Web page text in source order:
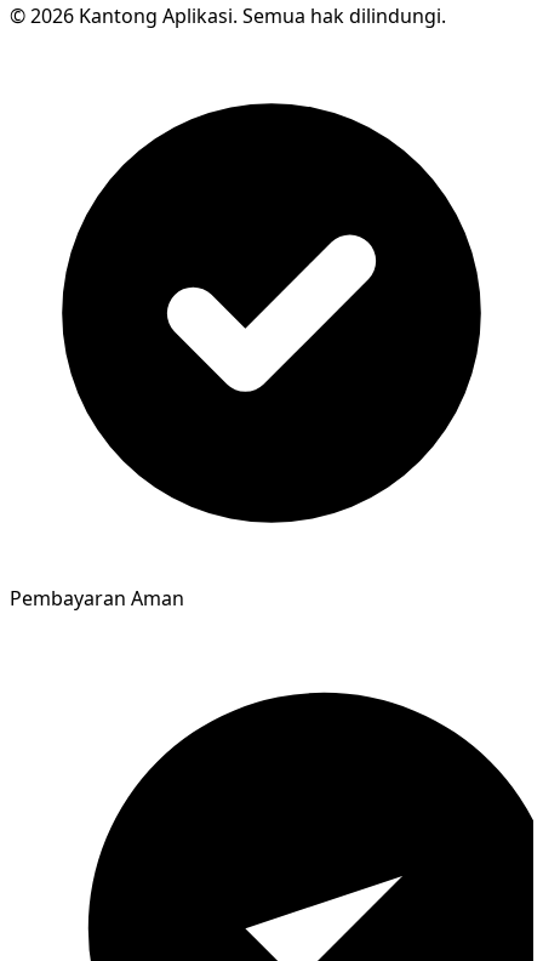
© 2026 Kantong Aplikasi. Semua hak dilindungi.
Pembayaran Aman